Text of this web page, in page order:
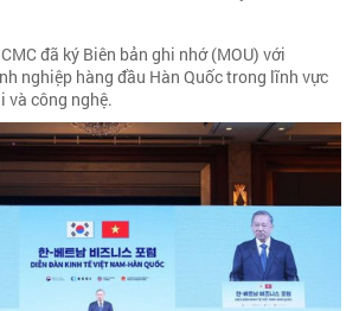
đã ký Biên bản ghi nhớ (MOU) với
nghiệp hàng đầu Hàn Quốc trong lĩnh vực
và công nghệ.